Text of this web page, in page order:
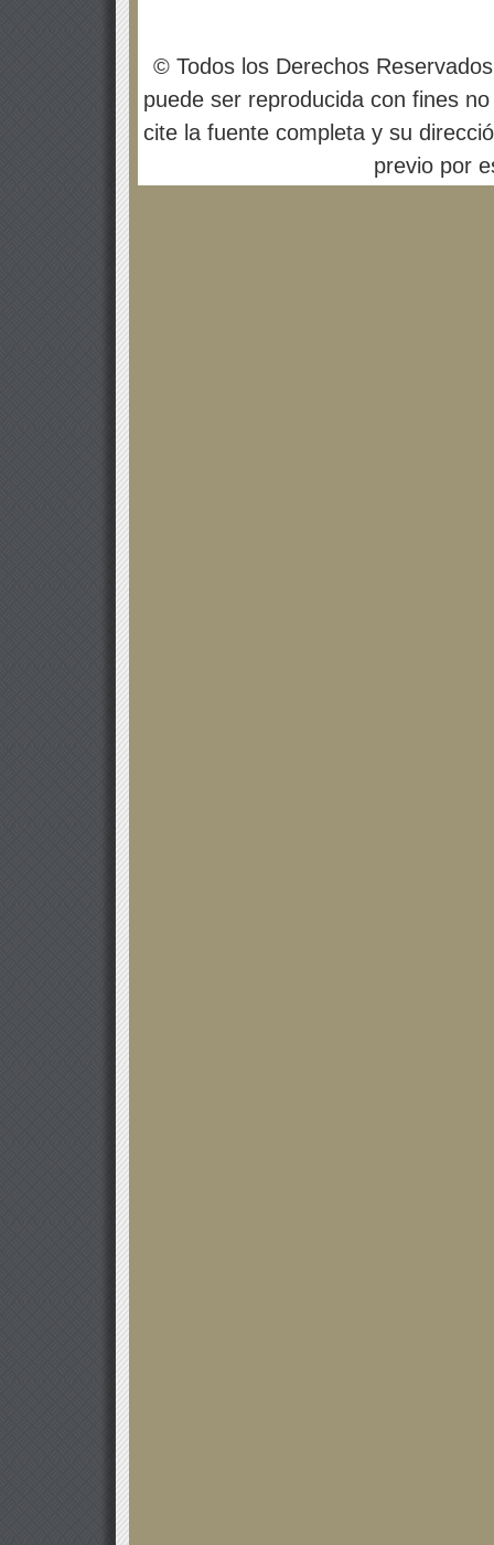
© Todos los Derechos
puede ser reproducida con fines
cite la fuente completa y su
previo por